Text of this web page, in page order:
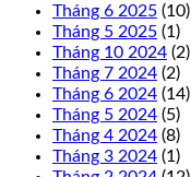
Tháng 6 2025 (10)
Tháng 5 2025 (1)
Tháng 10 2024 (2)
Tháng 7 2024 (2)
Tháng 6 2024 (14)
Tháng 5 2024 (5)
Tháng 4 2024 (8)
Tháng 3 2024 (1)